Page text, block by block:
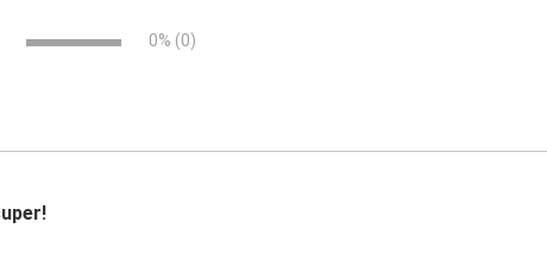
0% (0)